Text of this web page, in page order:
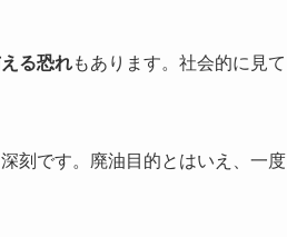
る恐れもあります。社会的に見て
刻です。廃油目的とはいえ、一度